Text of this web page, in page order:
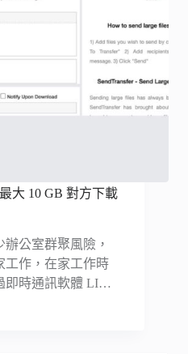
大 10 GB 對方下載
公室群聚風險，
工作，在家工作時
即時通訊軟體 LI…